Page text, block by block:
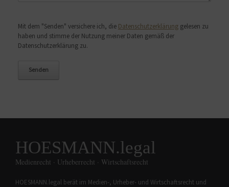
Mit dem "Senden" versichere ich, die Datenschutzerklärung gelesen zu
haben und stimme der Nutzung meiner Daten gemäß der
Datenschutzerklärung zu.
HOESMANN.legal
Medienrecht · Urheberrecht · Wirtschaftsrecht
HOESMANN.legal berät im Medien-, Urheber- und Wirtschaftsrecht und